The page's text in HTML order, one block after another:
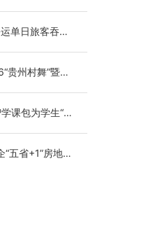
单日旅客吞吐
贵州村舞”暨望
课包为学生“精
五省+1”房地产